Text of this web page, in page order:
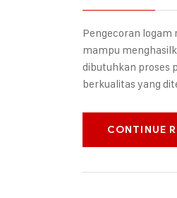
Pengecoran
mampu
dibutuhkan proses
berkualitas yang
CONTINUE